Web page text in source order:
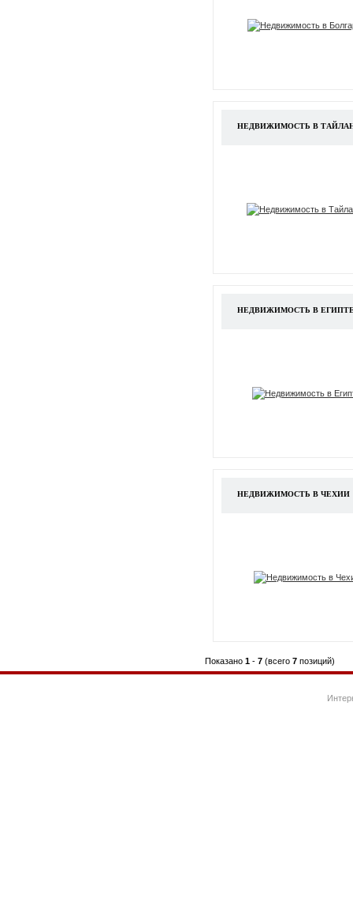
НЕДВИЖИМОСТЬ В
НЕДВИЖИМОСТЬ В
НЕДВИЖИМОСТЬ В ЧЕХИИ
Показано 1 - 7 (всего 7 позиций)